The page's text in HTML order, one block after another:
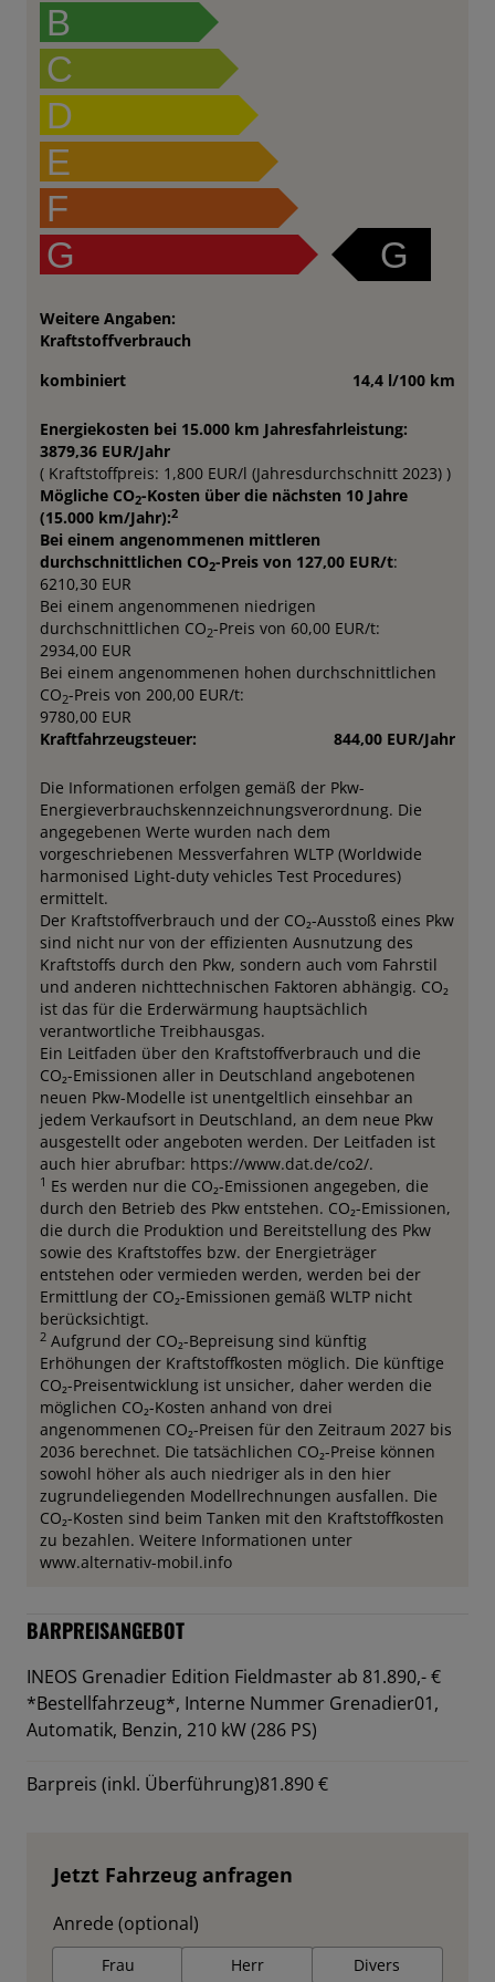
B
C
D
E
F
G
G
Weitere Angaben:
Kraftstoffverbrauch
kombiniert
14,4 l/100 km
Energiekosten bei 15.000 km Jahresfahrleistung:
3879,36 EUR/Jahr
( Kraftstoffpreis: 1,800 EUR/l (Jahresdurchschnitt 2023) )
Mögliche CO2-Kosten über die nächsten 10 Jahre
(15.000 km/Jahr):2
Bei einem angenommenen mittleren
durchschnittlichen CO2-Preis von 127,00 EUR/t:
6210,30 EUR
Bei einem angenommenen niedrigen
durchschnittlichen CO2-Preis von 60,00 EUR/t:
2934,00 EUR
Bei einem angenommenen hohen durchschnittlichen
CO2-Preis von 200,00 EUR/t:
9780,00 EUR
Kraftfahrzeugsteuer:
844,00 EUR/Jahr
Die Informationen erfolgen gemäß der Pkw-
Energieverbrauchskennzeichnungsverordnung. Die
angegebenen Werte wurden nach dem
vorgeschriebenen Messverfahren WLTP (Worldwide
harmonised Light-duty vehicles Test Procedures)
ermittelt.
Der Kraftstoffverbrauch und der CO₂-Ausstoß eines Pkw
sind nicht nur von der effizienten Ausnutzung des
Kraftstoffs durch den Pkw, sondern auch vom Fahrstil
und anderen nichttechnischen Faktoren abhängig. CO₂
ist das für die Erderwärmung hauptsächlich
verantwortliche Treibhausgas.
Ein Leitfaden über den Kraftstoffverbrauch und die
CO₂-Emissionen aller in Deutschland angebotenen
neuen Pkw-Modelle ist unentgeltlich einsehbar an
jedem Verkaufsort in Deutschland, an dem neue Pkw
ausgestellt oder angeboten werden. Der Leitfaden ist
auch hier abrufbar: https://www.dat.de/co2/.
1 Es werden nur die CO₂-Emissionen angegeben, die
durch den Betrieb des Pkw entstehen. CO₂-Emissionen,
die durch die Produktion und Bereitstellung des Pkw
sowie des Kraftstoffes bzw. der Energieträger
entstehen oder vermieden werden, werden bei der
Ermittlung der CO₂-Emissionen gemäß WLTP nicht
berücksichtigt.
2 Aufgrund der CO₂-Bepreisung sind künftig
Erhöhungen der Kraftstoffkosten möglich. Die künftige
CO₂-Preisentwicklung ist unsicher, daher werden die
möglichen CO₂-Kosten anhand von drei
angenommenen CO₂-Preisen für den Zeitraum 2027 bis
2036 berechnet. Die tatsächlichen CO₂-Preise können
sowohl höher als auch niedriger als in den hier
zugrundeliegenden Modellrechnungen ausfallen. Die
CO₂-Kosten sind beim Tanken mit den Kraftstoffkosten
zu bezahlen. Weitere Informationen unter
www.alternativ-mobil.info
BARPREISANGEBOT
INEOS Grenadier Edition Fieldmaster ab 81.890,- €
*Bestellfahrzeug*, Interne Nummer Grenadier01,
Automatik, Benzin, 210 kW (286 PS)
Barpreis (inkl. Überführung)81.890 €
Jetzt Fahrzeug anfragen
Anrede (optional)
Frau Herr Divers